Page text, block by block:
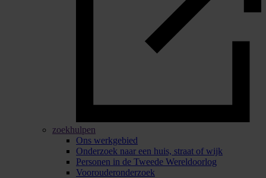
zoekhulpen
Ons werkgebied
Onderzoek naar een huis, straat of wijk
Personen in de Tweede Wereldoorlog
Voorouderonderzoek